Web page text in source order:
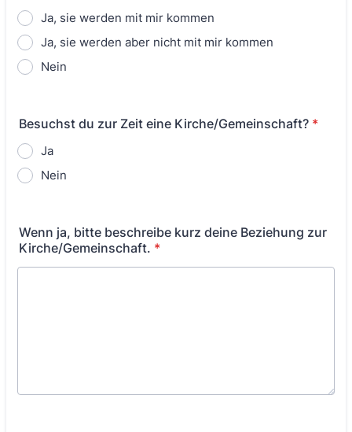
Ja, sie werden mit mir kommen
Ja, sie werden aber nicht mit mir kommen
Nein
Besuchst du zur Zeit eine Kirche/Gemeinschaft? *
Ja
Nein
Wenn ja, bitte beschreibe kurz deine Beziehung zur
Kirche/Gemeinschaft. *